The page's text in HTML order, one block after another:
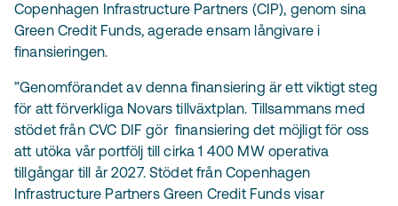
Copenhagen Infrastructure Partners (CIP), genom sina
Green Credit Funds, agerade ensam långivare i
finansieringen.
”Genomförandet av denna finansiering är ett viktigt steg
för att förverkliga Novars tillväxtplan. Tillsammans med
stödet från CVC DIF gör finansiering det möjligt för oss
att utöka vår portfölj till cirka 1 400 MW operativa
tillgångar till år 2027. Stödet från Copenhagen
Infrastructure Partners Green Credit Funds visar